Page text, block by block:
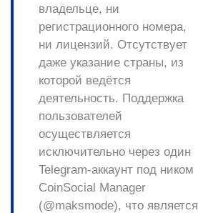
владельце, ни
регистрационного номера,
ни лицензий. Отсутствует
даже указание страны, из
которой ведётся
деятельность. Поддержка
пользователей
осуществляется
исключительно через один
Telegram-аккаунт под ником
CoinSocial Manager
(@maksmode), что является